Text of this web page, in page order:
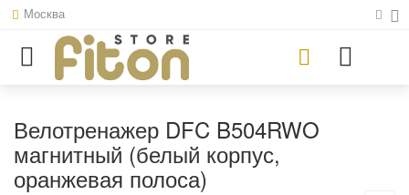
Москва
Велотренажер DFC B504RWO
магнитный (белый корпус,
оранжевая полоса)